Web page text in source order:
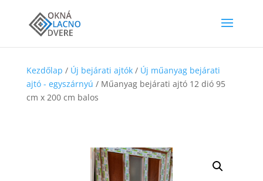
Kezdőlap / Új bejárati ajtók/ Új műanyag bejárati
ajtó - egyszárnyú / Műanyag bejárati ajtó 12 dió 95
cm x 200 cm balos